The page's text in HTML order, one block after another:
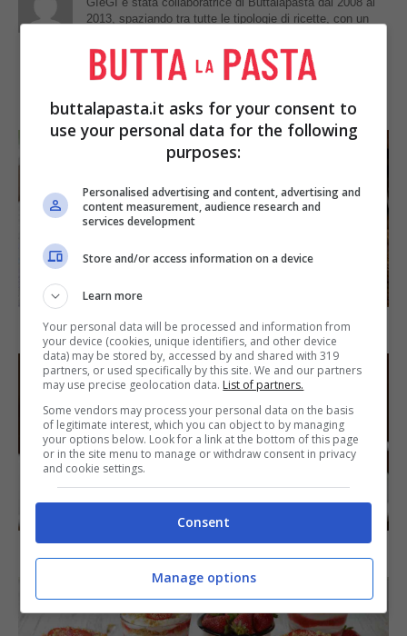
2013, spaziando tra tutte le tipologie di ricette, con un
Arista di maiale al latte
DOLCI
buttalapasta.it asks for your consent to
use your personal data for the following
purposes:
Personalised advertising and content, advertising and
content measurement, audience research and
services development
Store and/or access information on a device
Learn more
Your personal data will be processed and information from
your device (cookies, unique identifiers, and other device
data) may be stored by, accessed by and shared with 319
partners, or used specifically by this site. We and our partners
may use precise geolocation data. List of partners.
Some vendors may process your personal data on the basis
of legitimate interest, which you can object to by managing
your options below. Look for a link at the bottom of this page
or in the site menu to manage or withdraw consent in privacy
and cookie settings.
Consent
Manage options